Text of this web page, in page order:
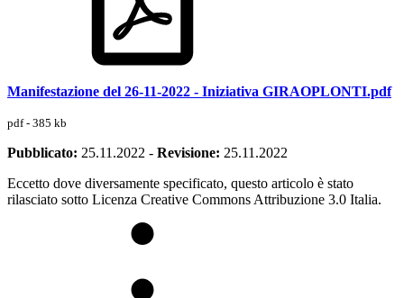
Manifestazione del 26-11-2022 - Iniziativa GIRAOPLONTI.pdf
pdf - 385 kb
Pubblicato: 25.11.2022 - Revisione: 25.11.2022
Eccetto dove diversamente specificato, questo articolo è stato
rilasciato sotto Licenza Creative Commons Attribuzione 3.0 Italia.